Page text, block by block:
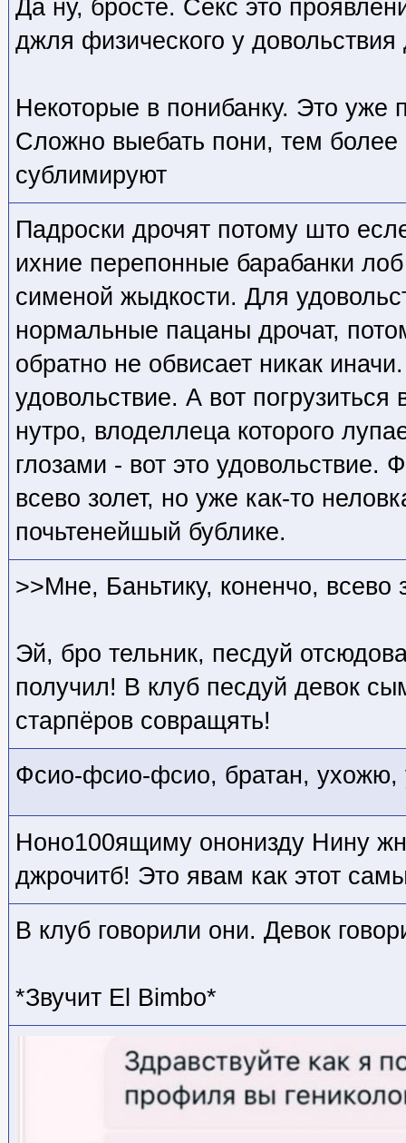
Да ну, бросте. Секс это
джля физического у довольствия
Некоторые в понибанку. Это уже
Сложно выебать пони, тем более
сублимируют
Падроски дрочят потому што
ихние перепонные барабанки
сименой жыдкости. Для
нормальные пацаны дрочат,
обратно не обвисает никак
удовольствие. А вот
нутро, влоделлеца которого
глозами - вот это удовольствие.
всево золет, но уже как-то
почьтенейшый бублике.
>>Мне, Баньтику, коненчо, всево
Эй, бро тельник, песдуй
получил! В клуб песдуй девок
старпёров совращять!
Фсио-фсио-фсио, братан,
Ноно100ящиму ононизду Нину
джрочитб! Это явам как этот
В клуб говорили они. Девок
*Звучит El Bimbo*